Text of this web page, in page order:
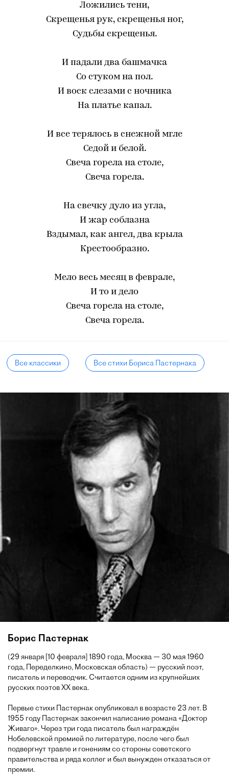
Ложились тени,
Скрещенья рук, скрещенья ног,
Судьбы скрещенья.
И падали два башмачка
Со стуком на пол.
И воск слезами с ночника
На платье капал.
И все терялось в снежной мгле
Седой и белой.
Свеча горела на столе,
Свеча горела.
На свечку дуло из угла,
И жар соблазна
Вздымал, как ангел, два крыла
Крестообразно.
Мело весь месяц в феврале,
И то и дело
Свеча горела на столе,
Свеча горела.
Все классики Все стихи Бориса Пастернака
Борис Пастернак
(29 января [10 февраля] 1890 года, Москва — 30 мая 1960
года, Переделкино, Московская область) — русский поэт,
писатель и переводчик. Считается одним из крупнейших
русских поэтов XX века.
Первые стихи Пастернак опубликовал в возрасте 23 лет. В
1955 году Пастернак закончил написание романа «Доктор
Живаго». Через три года писатель был награждён
Нобелевской премией по литературе, после чего был
подвергнут травле и гонениям со стороны советского
правительства и ряда коллег и был вынужден отказаться от
премии.